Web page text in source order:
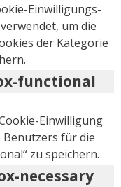
Einwilligungs-
um die
der Kategorie
functional
Einwilligung
Benutzers für die
zu speichern.
necessary